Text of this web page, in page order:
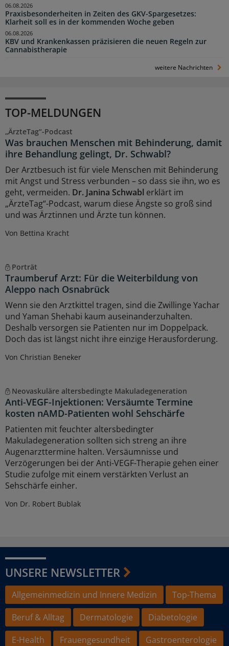
Praxisbesonderheiten in Zeiten des GKV-Spargesetzes:
Klarheit soll es in der kommenden Woche geben
06.08.2026
KBV und Krankenkassen präzisieren die neuen Regeln zur
Cannabistherapie
06.08.2026
weitere Nachrichten
TOP-MELDUNGEN
„ÄrzteTag“-Podcast
Was brauchen Menschen mit Behinderung, damit
ihre Behandlung gelingt, Dr. Schwabl?
Der Arztbesuch ist für viele Menschen mit Behinderung
mit Angst und Stress verbunden – so dass sie ihn, wo es
geht, vermeiden. Dr. Janina Schwabl erklärt im
„ÄrzteTag“-Podcast, warum diese Ängste so groß sind
und was Ärztinnen und Ärzte tun können.
Von Bettina Kracht
Porträt
Traumberuf Arzt: Für die Weiterbildung von
Aleppo nach Osnabrück
Wenn sie den Arztkittel tragen, sind die Zwillinge Yachar
und Yaman Shehabi kaum auseinanderzuhalten.
Deshalb versorgen sie Patienten nur im Doppelpack.
Doch das ist längst nicht ihre einzige Herausforderung.
Von Christian Beneker
Neovaskuläre altersbedingte Makuladegeneration
Anti-VEGF-Injektionen: Versäumte Termine
kosten nAMD-Patienten wohl Sehschärfe
Patienten mit feuchter altersbedingter
Makuladegeneration sollten sich streng an ihre
Augenarzttermine halten. Versäumnisse und
Verzögerungen bei der Anti-VEGF-Therapie gehen einer
Studie zufolge mit einem verstärkten Verlust an
Sehschärfe einher.
Von Dr. Robert Bublak
UNSERE NEWSLETTER
Allgemeinmedizin und Innere Medizin
Top-Thema
Beruf & Alltag
Dermatologie
Diabetologie
E-Health
Frauengesundheit
Gastroenterologie